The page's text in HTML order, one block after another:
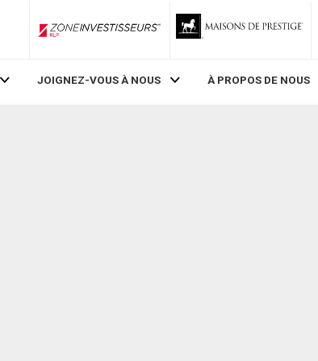
ZoneInvestisseurs RLP
JOIGNEZ-VOUS À NOUS À PROPOS DE NOUS